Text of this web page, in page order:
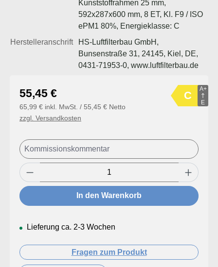
Kunststoffrahmen 25 mm,
592x287x600 mm, 8 ET, Kl. F9 / ISO
ePM1 80%, Energieklasse: C
Herstelleranschrift
HS-Luftfilterbau GmbH,
Bunsenstraße 31, 24145, Kiel, DE,
0431-71953-0, www.luftfilterbau.de
Regulärer Preis:
55,45 €
65,99 € inkl. MwSt. / 55,45 € Netto
zzgl. Versandkosten
Produkt Anzahl: Gib den gewünschten
In den Warenkorb
Lieferung ca. 2-3 Wochen
C
A+
E
Fragen zum Produkt